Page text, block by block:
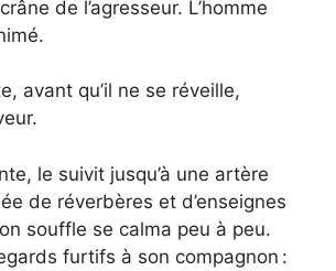
de l’agresseur. L’homme
avant qu’il ne se réveille,
le suivit jusqu’à une artère
de réverbères et d’enseignes
souffle se calma peu à peu.
furtifs à son compagnon :